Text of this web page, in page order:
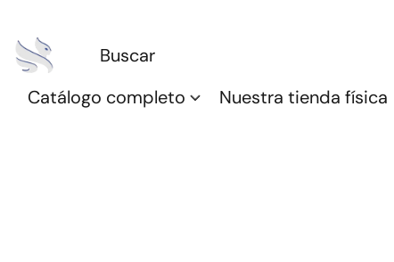
Catálogo completo Nuestra tienda física